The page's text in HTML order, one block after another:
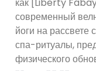
как [Liberty
современный
йоги на
спа-ритуалы,
физического